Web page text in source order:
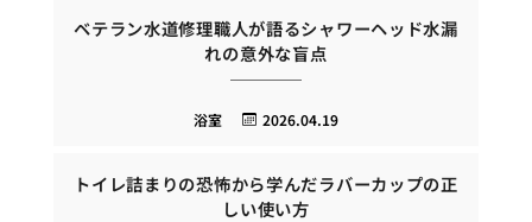
ベテラン水道修理職人が語るシャワーヘッド水漏
れの意外な盲点
2026.04.19
浴室
トイレ詰まりの恐怖から学んだラバーカップの正
しい使い方